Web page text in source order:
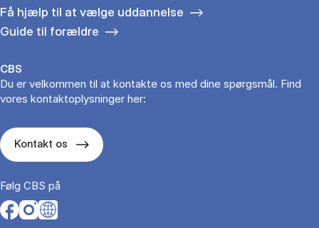
Få hjælp til at vælge uddannelse
Guide til forældre
CBS
Du er velkommen til at kontakte os med dine spørgsmål. Find
vores kontaktoplysninger her:
Kontakt os
Følg CBS på
Opens in a new tab
Opens in a new tab
Opens in a new tab